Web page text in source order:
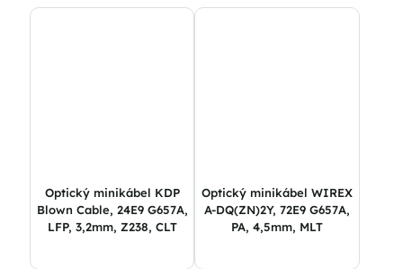
Optický minikábel KDP
Blown Cable, 24E9 G657A,
LFP, 3,2mm, Z238, CLT
Optický minikábel WIREX
A-DQ(ZN)2Y, 72E9 G657A,
PA, 4,5mm, MLT